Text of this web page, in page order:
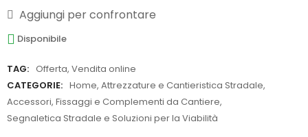
Aggiungi per confrontare
Disponibile
TAG: Offerta, Vendita online
CATEGORIE: Home, Attrezzature e Cantieristica Stradale,
Accessori, Fissaggi e Complementi da Cantiere,
Segnaletica Stradale e Soluzioni per la Viabilità